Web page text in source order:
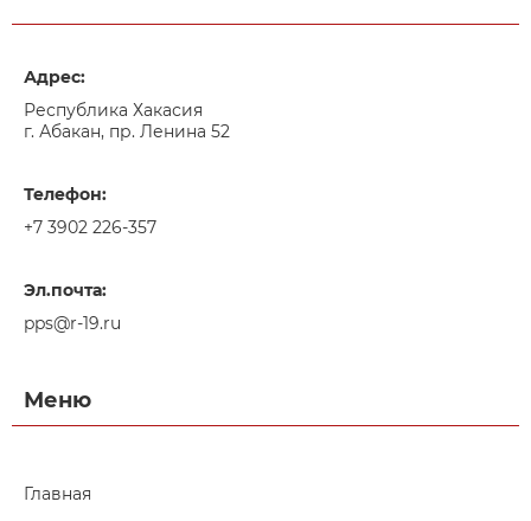
Адрес:
Республика Хакасия
г. Абакан, пр. Ленина 52
Телефон:
+7 3902 226-357
Эл.почта:
pps@r-19.ru
Меню
Главная